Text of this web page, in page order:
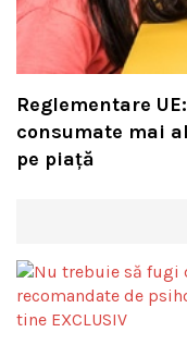
Reglementare
consumate mai
pe piață